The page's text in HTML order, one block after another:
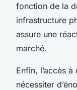
fonction de la
infrastructure
assure une
marché.
Enfin, l’accès à
nécessiter